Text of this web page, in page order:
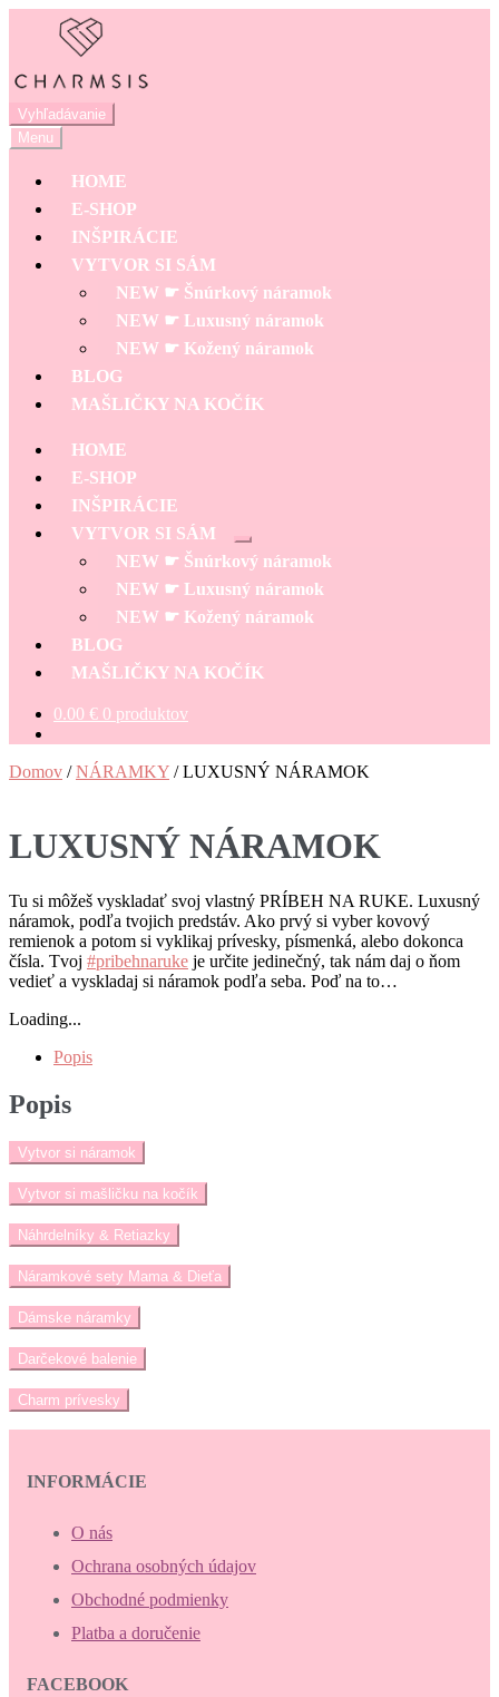
Preskočiť
navigáciu
Preskočiť
Hľadať:
Vyhľadávanie
Menu
HOME
E-SHOP
INŠPIRÁCIE
VYTVOR SI SÁM
NEW ☛ Šnúrkový náramok
NEW ☛ Luxusný náramok
NEW ☛ Kožený náramok
BLOG
MAŠLIČKY NA KOČÍK
HOME
E-SHOP
INŠPIRÁCIE
VYTVOR SI SÁM
Rozbaliť
podradené
menu
NEW ☛ Šnúrkový náramok
NEW ☛ Luxusný náramok
NEW ☛ Kožený náramok
BLOG
MAŠLIČKY NA KOČÍK
0.00 € 0 produktov
Domov /NÁRAMKY /LUXUSNÝ NÁRAMOK
LUXUSNÝ NÁRAMOK
Tu si môžeš vyskladať svoj vlastný PRÍBEH NA RUKE. Luxusný
náramok, podľa tvojich predstáv. Ako prvý si vyber kovový
remienok a potom si vyklikaj prívesky, písmenká, alebo dokonca
čísla. Tvoj #pribehnaruke je určite jedinečný, tak nám daj o ňom
vedieť a vyskladaj si náramok podľa seba. Poď na to…
Loading...
Popis
Popis
Vytvor si náramok
Vytvor si mašličku na kočík
Náhrdelníky & Retiazky
Náramkové sety Mama & Dieťa
Dámske náramky
Darčekové balenie
Charm prívesky
INFORMÁCIE
O nás
Ochrana osobných údajov
Obchodné podmienky
Platba a doručenie
FACEBOOK